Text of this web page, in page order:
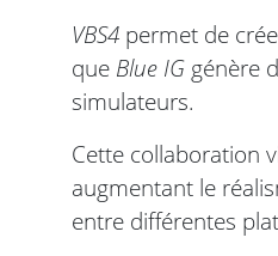
VBS4 permet de
que Blue IG génère
simulateurs.
Cette collaboration
augmentant le
entre différentes